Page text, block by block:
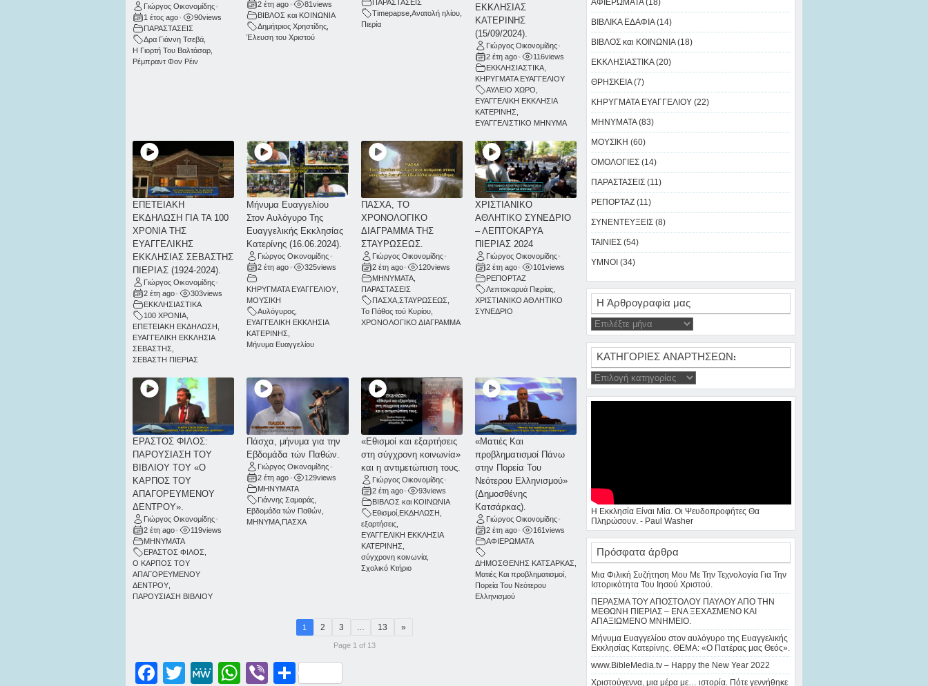
Γιώργος Οικονομίδης•
1 έτος ago• 90views
ΠΑΡΑΣΤΑΣΕΙΣ
Δρα Γιάννη Τσεβά
Η Γιορτή Του Βαλτάσαρ
Ρέμπραντ Φον Ρέιν
2 έτη ago • 81views
ΒΙΒΛΟΣ και ΚΟΙΝΩΝΙΑ
Δημήτριος Χρηστίδης
Έλευση του Χριστού
ΠΑΡΑΣΤΑΣΕΙΣ
Timepapse, Ανατολή ηλίου,
Πιερία
ΕΚΚΛΗΣΙΑΣ
ΚΑΤΕΡΙΝΗΣ
(15/09/2024).
Γιώργος Οικονομίδης•
2 έτη ago• 116views
ΕΚΚΛΗΣΙΑΣΤΙΚΑ,
ΚΗΡΥΓΜΑΤΑ ΕΥΑΓΓΕΛΙΟΥ
ΑΥΛΕΙΟ ΧΩΡΟ
ΕΥΑΓΓΕΛΙΚΗ ΕΚΚΛΗΣΙΑ
ΚΑΤΕΡΙΝΗΣ
ΕΥΑΓΓΕΛΙΣΤΙΚΟ ΜΗΝΥΜΑ
ΕΠΕΤΕΙΑΚΗ
ΕΚΔΗΛΩΣΗ ΓΙΑ ΤΑ 100
ΧΡΟΝΙΑ ΤΗΣ
ΕΥΑΓΓΕΛΙΚΗΣ
ΕΚΚΛΗΣΙΑΣ ΣΕΒΑΣΤΗΣ
ΠΙΕΡΙΑΣ (1924-2024).
Γιώργος Οικονομίδης•
2 έτη ago• 303views
ΕΚΚΛΗΣΙΑΣΤΙΚΑ
100 ΧΡΟΝΙΑ
ΕΠΕΤΕΙΑΚΗ ΕΚΔΗΛΩΣΗ
ΕΥΑΓΓΕΛΙΚΗ ΕΚΚΛΗΣΙΑ
ΣΕΒΑΣΤΗΣ
ΣΕΒΑΣΤΗ ΠΙΕΡΙΑΣ
Μήνυμα Ευαγγελίου
Στον Αυλόγυρο Της
Ευαγγελικής Εκκλησίας
Κατερίνης (16.06.2024).
Γιώργος Οικονομίδης •
2 έτη ago • 325views
ΚΗΡΥΓΜΑΤΑ ΕΥΑΓΓΕΛΙΟΥ
ΜΟΥΣΙΚΗ
Αυλόγυρος
ΕΥΑΓΓΕΛΙΚΗ ΕΚΚΛΗΣΙΑ
ΚΑΤΕΡΙΝΗΣ
Μήνυμα Ευαγγελίου
ΠΑΣΧΑ, ΤΟ
ΧΡΟΝΟΛΟΓΙΚΟ
ΔΙΑΓΡΑΜΜΑ ΤΗΣ
ΣΤΑΥΡΩΣΕΩΣ.
Γιώργος Οικονομίδης •
2 έτη ago • 120views
ΜΗΝΥΜΑΤΑ,
ΠΑΡΑΣΤΑΣΕΙΣ
ΠΑΣΧΑ, ΣΤΑΥΡΩΣΕΩΣ
Το Πάθος τού Κυρίου,
ΧΡΟΝΟΛΟΓΙΚΟ ΔΙΑΓΡΑΜΜΑ
ΧΡΙΣΤΙΑΝΙΚΟ
ΑΘΛΗΤΙΚΟ ΣΥΝΕΔΡΙΟ
– ΛΕΠΤΟΚΑΡΥΑ
ΠΙΕΡΙΑΣ 2024
Γιώργος Οικονομίδης•
2 έτη ago• 101 views
ΡΕΠΟΡΤΑΖ
Λεπτοκαρυά Πιερίας,
ΧΡΙΣΤΙΑΝΙΚΟ ΑΘΛΗΤΙΚΟ
ΣΥΝΕΔΡΙΟ
ΕΡΑΣΤΟΣ ΦΙΛΟΣ:
ΠΑΡΟΥΣΙΑΣΗ ΤΟΥ
ΒΙΒΛΙΟΥ ΤΟΥ «Ο
ΚΑΡΠΟΣ ΤΟΥ
ΑΠΑΓΟΡΕΥΜΕΝΟΥ
ΔΕΝΤΡΟΥ».
Γιώργος Οικονομίδης•
2 έτη ago• 119views
ΜΗΝΥΜΑΤΑ
ΕΡΑΣΤΟΣ ΦΙΛΟΣ
Ο ΚΑΡΠΟΣ ΤΟΥ
ΑΠΑΓΟΡΕΥΜΕΝΟΥ
ΔΕΝΤΡΟΥ
ΠΑΡΟΥΣΙΑΣΗ ΒΙΒΛΙΟΥ
Πάσχα, μήνυμα για την
Εβδομάδα τών Παθών.
Γιώργος Οικονομίδης •
2 έτη ago • 129views
ΜΗΝΥΜΑΤΑ
Γιάννης Σαμαράς
Εβδομάδα τών Παθών
ΜΗΝΥΜΑ ΠΑΣΧΑ
«Εθισμοί και εξαρτήσεις
στη σύγχρονη κοινωνία»
και η αντιμετώπιση τους.
Γιώργος Οικονομίδης •
2 έτη ago • 93views
ΒΙΒΛΟΣ και ΚΟΙΝΩΝΙΑ
Εθισμοί, ΕΚΔΗΛΩΣΗ
εξαρτήσεις,
ΕΥΑΓΓΕΛΙΚΗ ΕΚΚΛΗΣΙΑ
ΚΑΤΕΡΙΝΗΣ
σύγχρονη κοινωνία,
Σχολικό Κτήριο
«Ματιές Και
προβληματισμοί Πάνω
στην Πορεία Του
Νεότερου Ελληνισμού»
(Δημοσθένης
Κατσάρκας).
Γιώργος Οικονομίδης•
2 έτη ago• 161views
ΑΦΙΕΡΩΜΑΤΑ
ΔΗΜΟΣΘΕΝΗΣ ΚΑΤΣΑΡΚΑΣ
Ματιές Και προβληματισμοί,
Πορεία Του Νεότερου
Ελληνισμού
1 2 3 13 »
Page 1 of 13
Facebook Twitter MeWe WhatsAppViber Μοιραστείτε
ΒΙΒΛΙΚΑ ΕΔΑΦΙΑ (14)
ΒΙΒΛΟΣ και ΚΟΙΝΩΝΙΑ (18)
ΕΚΚΛΗΣΙΑΣΤΙΚΑ (20)
ΘΡΗΣΚΕΙΑ (7)
ΚΗΡΥΓΜΑΤΑ ΕΥΑΓΓΕΛΙΟΥ (22)
ΜΗΝΥΜΑΤΑ (83)
ΜΟΥΣΙΚΗ (60)
ΟΜΟΛΟΓΙΕΣ (14)
ΠΑΡΑΣΤΑΣΕΙΣ (11)
ΡΕΠΟΡΤΑΖ (11)
ΣΥΝΕΝΤΕΥΞΕΙΣ (8)
ΤΑΙΝΙΕΣ (54)
ΥΜΝΟΙ (34)
Η Άρθρογραφία μας
ΚΑΤΗΓΟΡΙΕΣ ΑΝΑΡΤΗΣΕΩΝ:
Η Εκκλησία Είναι Μία. Οι Ψευδοπροφήτες Θα
Πληρώσουν. - Paul Washer
Πρόσφατα άρθρα
Μια Φιλική Συζήτηση Μου Με Την Τεχνολογία Για Την
Ιστορικότητα Του Ιησού Χριστού.
ΠΕΡΑΣΜΑ ΤΟΥ ΑΠΟΣΤΟΛΟΥ ΠΑΥΛΟΥ ΑΠΟ ΤΗΝ
ΜΕΘΩΝΗ ΠΙΕΡΙΑΣ – ΕΝΑ ΞΕΧΑΣΜΕΝΟ ΚΑΙ
ΑΠΑΞΙΩΜΕΝΟ ΜΝΗΜΕΙΟ.
Μήνυμα Ευαγγελίου στον αυλόγυρο της Ευαγγελικής
Εκκλησίας Κατερίνης. ΘΕΜΑ: «Ο Πατέρας μας Θεός».
www.BibleMedia.tv – Happy the New Year 2022
Χριστούγεννα, μια μέρα με… ιστορία. Πότε γεννήθηκε